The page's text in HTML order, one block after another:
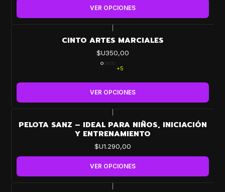
VER OPCIONES
CINTO ARTES MARCIALES
$U350,00
+5
VER OPCIONES
PELOTA SANZ – IDEAL PARA NIÑOS, INICIACIÓN
Y ENTRENAMIENTO
$U1.290,00
VER OPCIONES